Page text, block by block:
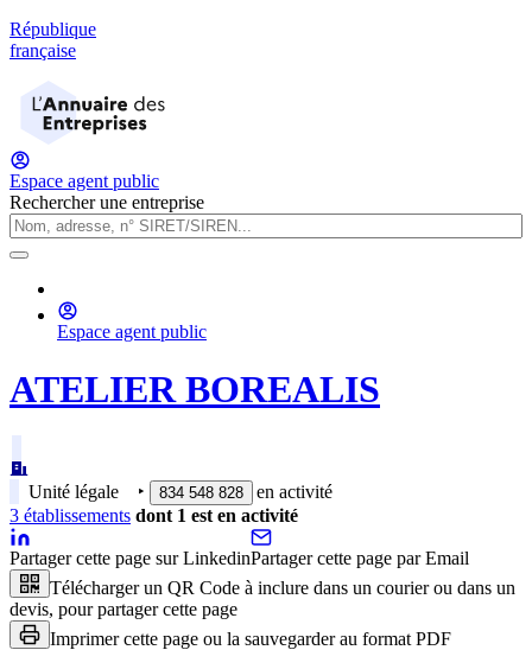
République
française
Espace agent public
Rechercher une entreprise
Espace agent public
ATELIER BOREALIS
Unité légale ‣ 834 548 828
en activité
3 établissements dont 1 est en activité
Partager cette page sur LinkedinPartager cette page par Email
Télécharger un QR Code à inclure dans un courier ou dans un
devis, pour partager cette page
Imprimer cette page ou la sauvegarder au format PDF